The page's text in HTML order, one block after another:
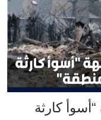
كارثة